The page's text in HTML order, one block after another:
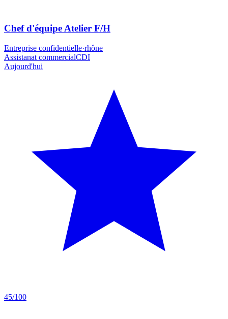
Chef d'équipe Atelier F/H
Entreprise confidentielle·rhône
Assistanat commercialCDI
Aujourd'hui
45/100